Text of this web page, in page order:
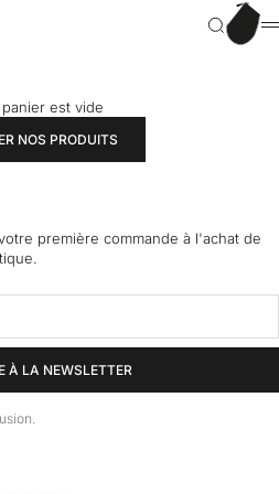
Recherche
Panier
est vide
NOS PRODUITS
première commande à l'achat de
À LA NEWSLETTER